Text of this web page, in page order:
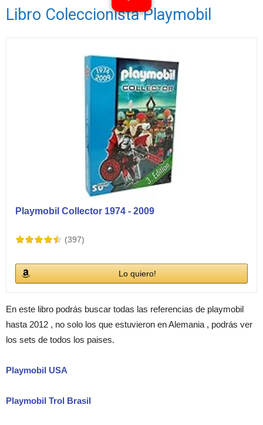
Libro Coleccionista Playmobil
Playmobil Collector 1974 - 2009
(397)
Lo quiero!
En este libro podrás buscar todas las referencias de playmobil
hasta 2012 , no solo los que estuvieron en Alemania , podrás ver
los sets de todos los paises.
Playmobil USA
Playmobil Trol Brasil